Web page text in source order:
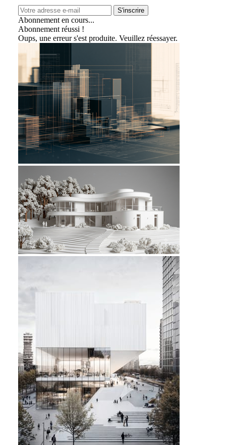
S'inscrire
Abonnement en cours...
Abonnement réussi !
Oups, une erreur s'est produite. Veuillez réessayer.